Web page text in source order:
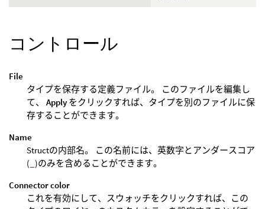
コントロール
File
タイプを保存する定義ファイル。 このファイルを編集し
て、 Apply をクリックすれば、タイプを別のファイルに保
存することができます。
Name
Structの内部名。 この名前には、英数字とアンダースコア
( )のみを含めることができます。
Connector color
これを有効にして、スウォッチをクリックすれば、この